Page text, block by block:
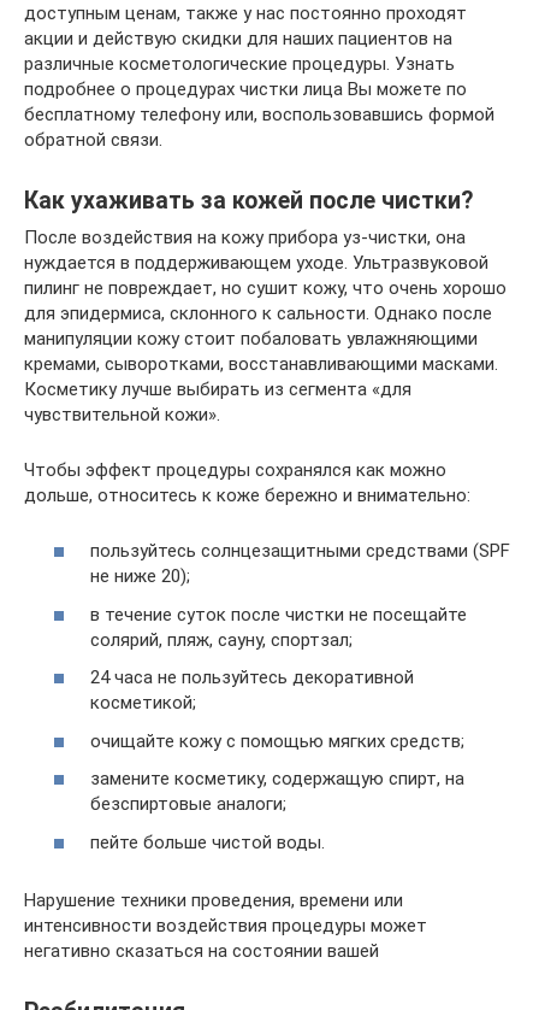
доступным ценам, также у нас постоянно проходят
акции и действую скидки для наших пациентов на
различные косметологические процедуры. Узнать
подробнее о процедурах чистки лица Вы можете по
бесплатному телефону или, воспользовавшись формой
обратной связи.
Как ухаживать за кожей после чистки?
После воздействия на кожу прибора уз-чистки, она
нуждается в поддерживающем уходе. Ультразвуковой
пилинг не повреждает, но сушит кожу, что очень хорошо
для эпидермиса, склонного к сальности. Однако после
манипуляции кожу стоит побаловать увлажняющими
кремами, сыворотками, восстанавливающими масками.
Косметику лучше выбирать из сегмента «для
чувствительной кожи».
Чтобы эффект процедуры сохранялся как можно
дольше, относитесь к коже бережно и внимательно:
пользуйтесь солнцезащитными средствами (SPF
не ниже 20);
в течение суток после чистки не посещайте
солярий, пляж, сауну, спортзал;
24 часа не пользуйтесь декоративной
косметикой;
очищайте кожу с помощью мягких средств;
замените косметику, содержащую спирт, на
безспиртовые аналоги;
пейте больше чистой воды.
Нарушение техники проведения, времени или
интенсивности воздействия процедуры может
негативно сказаться на состоянии вашей